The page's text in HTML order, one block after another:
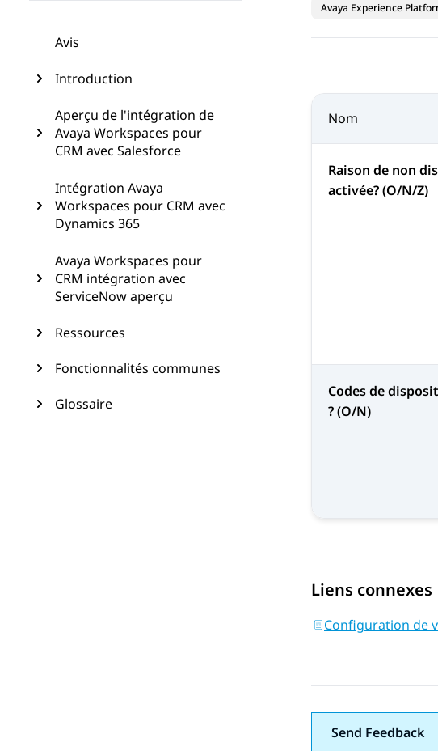
Avis
Introduction
Aperçu de l'intégration de
Avaya Workspaces pour
CRM avec Salesforce
Intégration Avaya
Workspaces pour CRM avec
Dynamics 365
Avaya Workspaces pour
CRM intégration avec
ServiceNow aperçu
Ressources
Fonctionnalités communes
Glossaire
Avaya Experience
Nom
Raison de non
activée? (O/N/Z)
Codes de
? (O/N)
Liens connexes
Configuration de
Send Feedback